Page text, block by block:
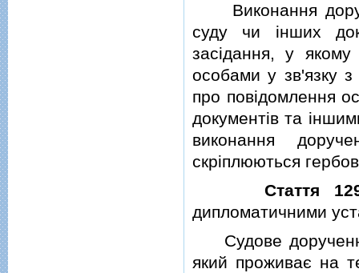
Виконання
суду чи iнших
засiдання, у якому
особами у зв'язку
про повiдомлення
документiв та
виконання
скрiплюються
Стаття
дипломатичними
Судове
який проживає на